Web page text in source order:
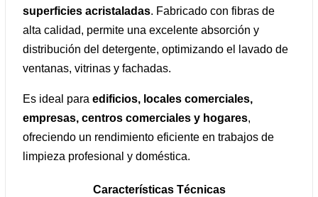
superficies acristaladas. Fabricado con fibras de
alta calidad, permite una excelente absorción y
distribución del detergente, optimizando el lavado de
ventanas, vitrinas y fachadas.
Es ideal para edificios, locales comerciales,
empresas, centros comerciales y hogares,
ofreciendo un rendimiento eficiente en trabajos de
limpieza profesional y doméstica.
Características Técnicas